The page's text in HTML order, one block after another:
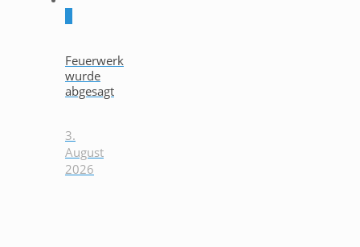
Feuerwerk
wurde
abgesagt
3.
August
2026